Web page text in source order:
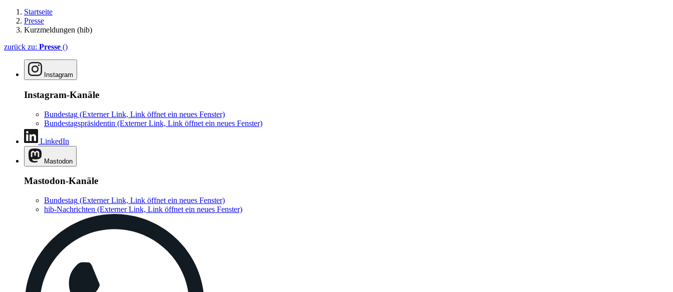
Startseite
Presse
Kurzmeldungen (hib)
zurück zu: Presse ()
Instagram
Instagram-Kanäle
Bundestag (Externer Link, Link öffnet ein neues Fenster)
Bundestagspräsidentin (Externer Link, Link öffnet ein neues Fenster)
LinkedIn
Mastodon
Mastodon-Kanäle
Bundestag (Externer Link, Link öffnet ein neues Fenster)
hib-Nachrichten (Externer Link, Link öffnet ein neues Fenster)